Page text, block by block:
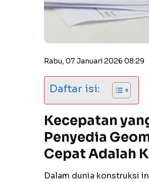
Rabu, 07 Januari 2026 08:29
Daftar isi:
Kecepatan
Penyedia
Cepat Adalah
Dalam dunia konstruksi